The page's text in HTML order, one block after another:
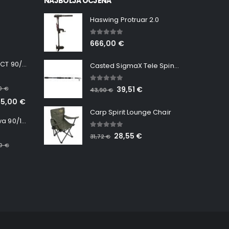
Minn Kota RT INSTINCT 90/115 WR QUEST
€
€
Minn Kota RT Terrova 90/115 WR QUEST
€
Haswing Protruar 2.0
5.00 out of 5
666,00 €
Casted SigmaX Tele Spin, 300cm, 40-80gr
out of 5
43,90€ 39,51 €
Carp Spirit Lounge Chair
out of 5
31,72€ 28,55 €